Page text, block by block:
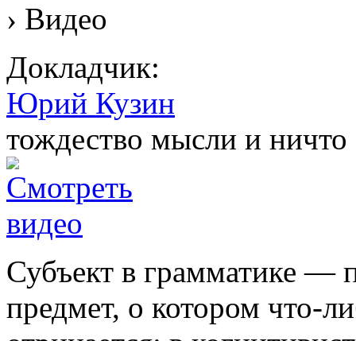
› Видео
Докладчик:
Юрий Кузин
тождество мысли и ничто
Субъект в грамматике —
предмет, о котором что-